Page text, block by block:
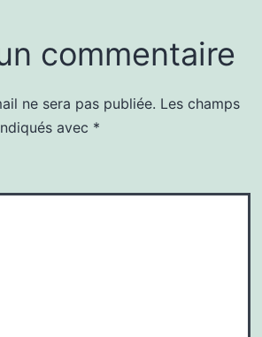
commentaire
ne sera pas publiée. Les champs
avec *